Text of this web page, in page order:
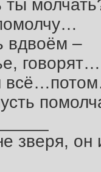
ты
вдвоём –
говорят…
зверя, он